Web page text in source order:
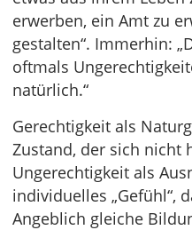
erwerben, ein Amt zu
gestalten“. Immerhin:
oftmals
natürlich.“
Gerechtigkeit als
Zustand, der sich nicht
Ungerechtigkeit als
individuelles „Gefühl“,
Angeblich gleiche